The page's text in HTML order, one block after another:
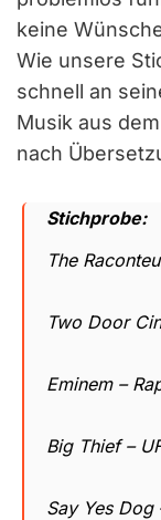
keine
Wie unsere
schnell an
Musik aus
nach
Stichprobe:
The
Two Door
Eminem –
Big Thief –
Say Yes